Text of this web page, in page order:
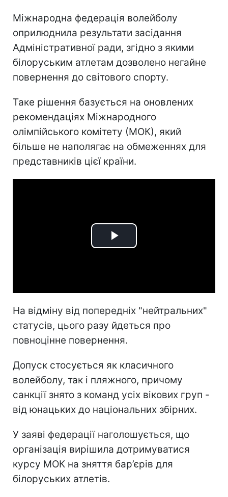
Міжнародна федерація волейболу
оприлюднила результати засідання
Адміністративної ради, згідно з якими
білоруським атлетам дозволено негайне
повернення до світового спорту.
Таке рішення базується на оновлених
рекомендаціях Міжнародного
олімпійського комітету (МОК), який
більше не наполягає на обмеженнях для
представників цієї країни.
Play
На відміну від попередніх "нейтральних"
статусів, цього разу йдеться про
повноцінне повернення.
Допуск стосується як класичного
волейболу, так і пляжного, причому
санкції знято з команд усіх вікових груп -
від юнацьких до національних збірних.
У заяві федерації наголошується, що
організація вирішила дотримуватися
курсу МОК на зняття бар’єрів для
білоруських атлетів.